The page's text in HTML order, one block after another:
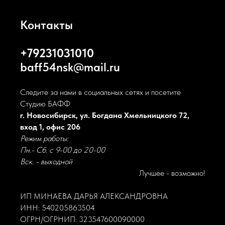
Контакты
+79231031010
baff54nsk@mail.ru
Следите за нами в социальных сетях и посетите
Студию БАФФ
г. Новосибирск, ул. Богдана Хмельницкого 72,
вход 1, офис 206
Режим работы:
Пн.- Сб. с 9-00 до 20-00
Вск. - выходной
Лучшее - возможно!
ИП МИНАЕВА ДАРЬЯ АЛЕКСАНДРОВНА
ИНН: 540205863504
ОГРН/ОГРНИП: 323547600090000